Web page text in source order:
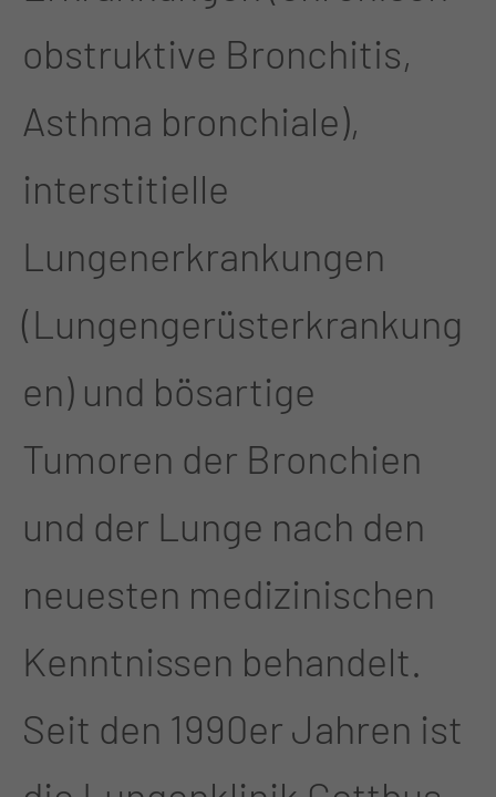
obstruktive Bronchitis,
Asthma bronchiale),
interstitielle
Lungenerkrankungen
(Lungengerüsterkrankung
en) und bösartige
Tumoren der Bronchien
und der Lunge nach den
neuesten medizinischen
Kenntnissen behandelt.
Seit den 1990er Jahren ist